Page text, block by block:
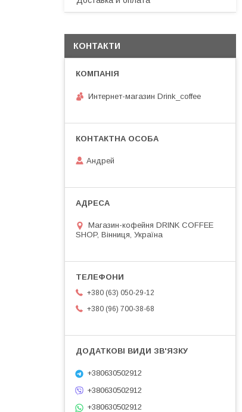
КОНТАКТИ
Интернет-магазин Drink_coffee
Андрей
Магазин-кофейня DRINK COFFEE
SHOP, Вінниця, Україна
+380 (63) 050-29-12
+380 (96) 700-38-68
+380630502912
+380630502912
+380630502912